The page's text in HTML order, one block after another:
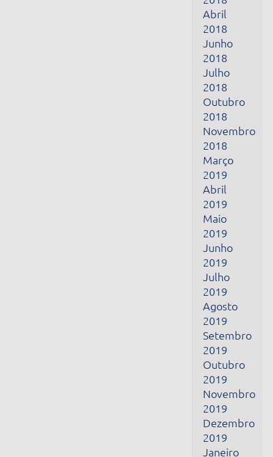
2018
Outubro
2018
Novembro
2018
Março
2019
Abril
2019
Maio
2019
Junho
2019
Julho
2019
Agosto
2019
Setembro
2019
Outubro
2019
Novembro
2019
Dezembro
2019
Janeiro
2020
Fevereiro
2020
Março
2020
Abril
2020
Maio